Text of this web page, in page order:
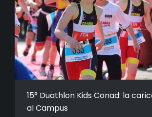
15° Duathlon Kids Conad: la
al Campus